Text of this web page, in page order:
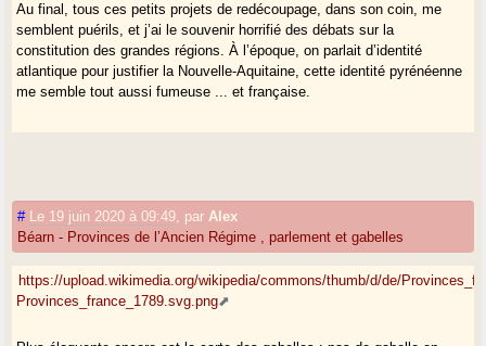
Au final, tous ces petits projets de redécoupage, dans son coin, me
semblent puérils, et j’ai le souvenir horrifié des débats sur la
constitution des grandes régions. À l’époque, on parlait d’identité
atlantique pour justifier la Nouvelle-Aquitaine, cette identité pyrénéenne
me semble tout aussi fumeuse ... et française.
# Le 19 juin 2020 à 09:49 par Alex
Béarn - Provinces de l’Ancien Régime , parlement et gabelles
https://upload.wikimedia.org/wikipedia/commons/thumb/d/de/
Provinces_france_1789.svg.png